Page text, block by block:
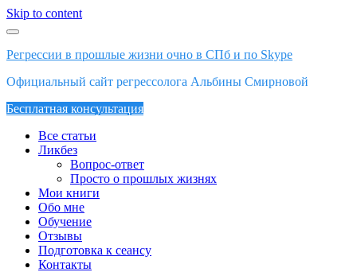
Skip to content
Регрессии в прошлые жизни очно в СПб и по Skype
Официальный сайт регрессолога Альбины Смирновой
Бесплатная консультация
Все статьи
Ликбез
Вопрос-ответ
Просто о прошлых жизнях
Мои книги
Обо мне
Обучение
Отзывы
Подготовка к сеансу
Контакты